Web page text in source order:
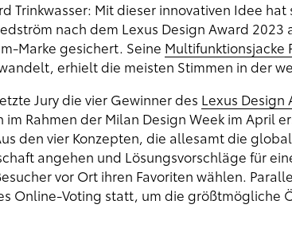
Trinkwasser: Mit dieser innovativen Idee hat
nach dem Lexus Design Award 2023
Marke gesichert. Seine Multifunktionsjacke
erhielt die meisten Stimmen in der
Jury die vier Gewinner des Lexus Design
Rahmen der Milan Design Week im April
den vier Konzepten, die allesamt die
angehen und Lösungsvorschläge für
vor Ort ihren Favoriten wählen.
Online-Voting statt, um die größtmögliche